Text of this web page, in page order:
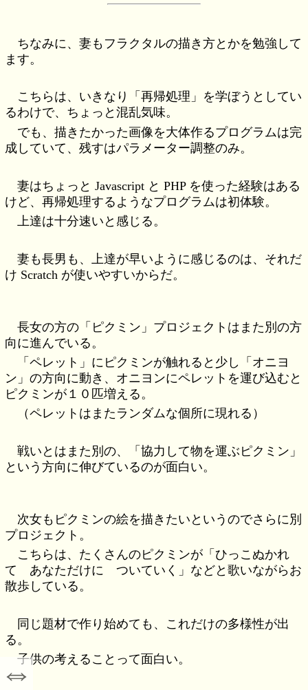
ちなみに、妻もフラクタルの描き方とかを勉強して
ます。
こちらは、いきなり「再帰処理」を学ぼうとしてい
るわけで、ちょっと混乱気味。
でも、描きたかった画像を大体作るプログラムは完
成していて、残すはパラメーター調整のみ。
妻はちょっと Javascript と PHP を使った経験はある
けど、再帰処理するようなプログラムは初体験。
上達は十分速いと感じる。
妻も長男も、上達が早いように感じるのは、それだ
け Scratch が使いやすいからだ。
長女の方の「ピクミン」プロジェクトはまた別の方
向に進んでいる。
「ペレット」にピクミンが触れると少し「オニヨ
ン」の方向に動き、オニヨンにペレットを運び込むと
ピクミンが１０匹増える。
（ペレットはまたランダムな個所に現れる）
戦いとはまた別の、「協力して物を運ぶピクミン」
という方向に伸びているのが面白い。
次女もピクミンの絵を描きたいというのでさらに別
プロジェクト。
こちらは、たくさんのピクミンが「ひっこぬかれ
て あなただけに ついていく」などと歌いながらお
散歩している。
同じ題材で作り始めても、これだけの多様性が出
る。
子供の考えることって面白い。
⇔